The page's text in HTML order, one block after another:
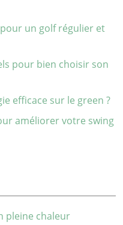
un golf régulier et
pour bien choisir son
efficace sur le green ?
améliorer votre swing
pleine chaleur